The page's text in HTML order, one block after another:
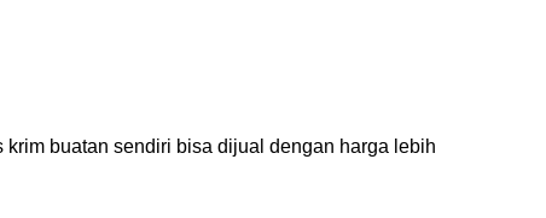
buatan sendiri bisa dijual dengan harga lebih